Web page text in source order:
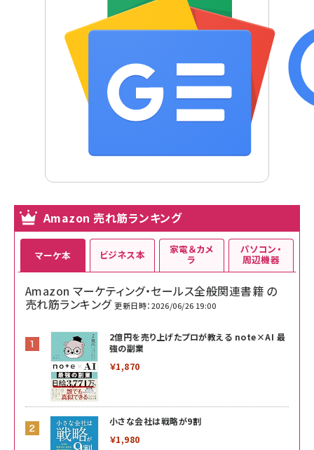
Amazon 売れ筋ランキング
マーケ本
Amazon マーケティング・セールス全般関連書籍 の
売れ筋ランキング 更新日時：2026/06/26 19:00
2億円を売り上げたプロが教える note×AI 最
強の副業
￥1,870
小さな会社は戦略が9割
￥1,980
ビジネス本 家電＆カメ
ラ
パソコン・
周辺機器